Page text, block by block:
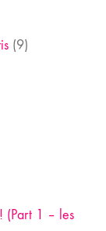
(9)
(Part 1 – les